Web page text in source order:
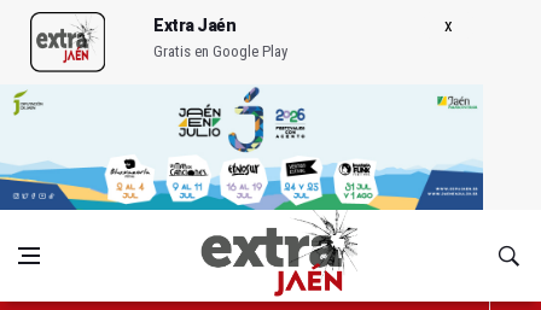
Extra Jaén
Gratis en Google Play